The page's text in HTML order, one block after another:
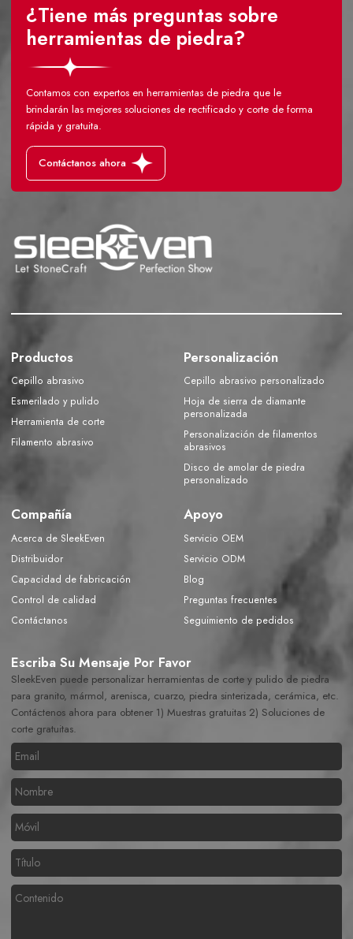
¿Tiene más preguntas sobre
herramientas de piedra?
Contamos con expertos en herramientas de piedra que le
brindarán las mejores soluciones de rectificado y corte de forma
rápida y gratuita.
Contáctanos ahora
Productos
Cepillo abrasivo
Esmerilado y pulido
Herramienta de corte
Filamento abrasivo
Personalización
Cepillo abrasivo personalizado
Hoja de sierra de diamante
personalizada
Personalización de filamentos
abrasivos
Disco de amolar de piedra
personalizado
Compañía
Acerca de SleekEven
Distribuidor
Capacidad de fabricación
Control de calidad
Contáctanos
Apoyo
Servicio OEM
Servicio ODM
Blog
Preguntas frecuentes
Seguimiento de pedidos
Escriba Su Mensaje Por Favor
SleekEven puede personalizar herramientas de corte y pulido de piedra
para granito, mármol, arenisca, cuarzo, piedra sinterizada, cerámica, etc.
Contáctenos ahora para obtener 1) Muestras gratuitas 2) Soluciones de
corte gratuitas.